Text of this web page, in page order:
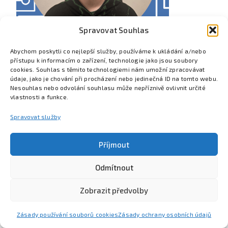
Spravovat Souhlas
Abychom poskytli co nejlepší služby, používáme k ukládání a/nebo
přístupu k informacím o zařízení, technologie jako jsou soubory
cookies. Souhlas s těmito technologiemi nám umožní zpracovávat
údaje, jako je chování při procházení nebo jedinečná ID na tomto webu.
Nesouhlas nebo odvolání souhlasu může nepříznivě ovlivnit určité
vlastnosti a funkce.
Spravovat služby
Příjmout
Odmítnout
Zobrazit předvolby
Zásady používání souborů cookiesZásady ochrany osobních údajů
Volná místa Pro studenty